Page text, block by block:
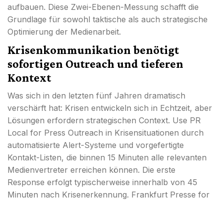
aufbauen. Diese Zwei-Ebenen-Messung schafft die
Grundlage für sowohl taktische als auch strategische
Optimierung der Medienarbeit.
Krisenkommunikation benötigt
sofortigen Outreach und tieferen
Kontext
Was sich in den letzten fünf Jahren dramatisch
verschärft hat: Krisen entwickeln sich in Echtzeit, aber
Lösungen erfordern strategischen Context. Use PR
Local for Press Outreach in Krisensituationen durch
automatisierte Alert-Systeme und vorgefertigte
Kontakt-Listen, die binnen 15 Minuten alle relevanten
Medienvertreter erreichen können. Die erste
Response erfolgt typischerweise innerhalb von 45
Minuten nach Krisenerkennung. Frankfurt Presse for